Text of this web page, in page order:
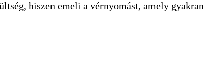
hiszen emeli a vérnyomást, amely gyakran